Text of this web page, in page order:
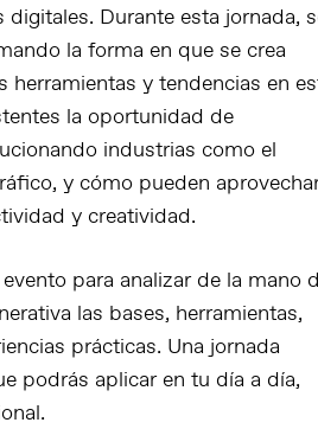
digitales. Durante esta jornada,
la forma en que se crea
y tendencias en
la oportunidad de
industrias como el
y cómo pueden
y creatividad.
para analizar de la mano
las bases, herramientas,
prácticas. Una jornada
podrás aplicar en tu día a día,